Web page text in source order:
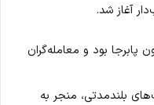
آغاز شد.
از سال 1980 تاکنون پابرجا بود و معامله‌گران
بلندمدتی، منجر به